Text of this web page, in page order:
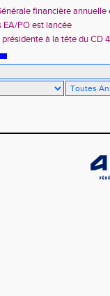
financière
EA/PO est lancée
à la tête du CD